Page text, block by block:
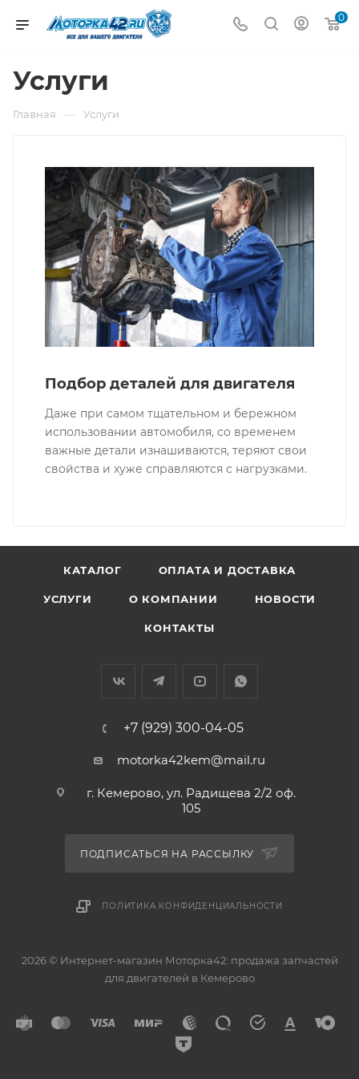
0
Услуги
Главная — Услуги
Подбор деталей для двигателя
Даже при самом тщательном и бережном
использовании автомобиля, со временем
важные детали изнашиваются, теряют свои
свойства и хуже справляются с нагрузками.
КАТАЛОГ ОПЛАТА И ДОСТАВКА
УСЛУГИ О КОМПАНИИ НОВОСТИ
КОНТАКТЫ
+7 (929) 300-04-05
motorka42kem@mail.ru
г. Кемерово, ул. Радищева 2/2 оф.
105
ПОДПИСАТЬСЯ НА РАССЫЛКУ
ПОЛИТИКА КОНФИДЕНЦИАЛЬНОСТИ
2026 © Интернет-магазин Моторка42: продажа запчастей
для двигателей в Кемерово